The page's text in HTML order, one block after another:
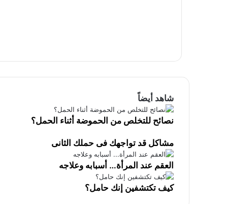
شاهد أيضاً
إ
غ
ا
ق
نصائح للتخلص من الحموضة أثناء الحمل؟
مشاكل قد تواجهك فى حملك الثانى
العقم عند المرأة… أسبابه وعلاجه
كيف تكتشفين إنك حامل؟